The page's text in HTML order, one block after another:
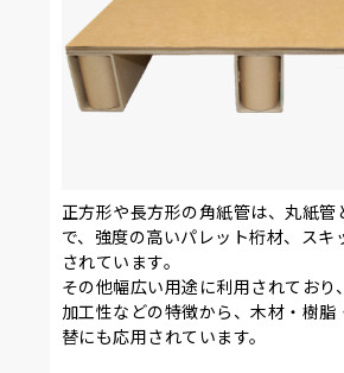
正方形や長方形の角紙管は、丸紙管
で、強度の高いパレット桁材、スキ
されています。
その他幅広い用途に利用されており
加工性などの特徴から、木材・樹脂
替にも応用されています。